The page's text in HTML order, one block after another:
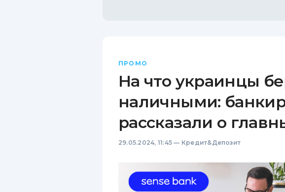
ПРОМО
На что украинцы
наличными:
рассказали о
29.05.2024, 11:45 — Кредит&Депозит